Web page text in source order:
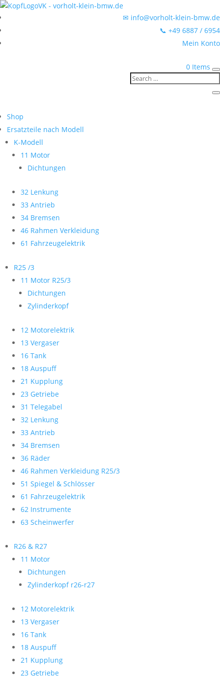
✉ info@vorholt-klein-bmw.de
📞 +49 6887 / 6954
Mein Konto
0 Items
Shop
Ersatzteile nach Modell
K-Modell
11 Motor
Dichtungen
32 Lenkung
33 Antrieb
34 Bremsen
46 Rahmen Verkleidung
61 Fahrzeugelektrik
R25 /3
11 Motor R25/3
Dichtungen
Zylinderkopf
12 Motorelektrik
13 Vergaser
16 Tank
18 Auspuff
21 Kupplung
23 Getriebe
31 Telegabel
32 Lenkung
33 Antrieb
34 Bremsen
36 Räder
46 Rahmen Verkleidung R25/3
51 Spiegel & Schlösser
61 Fahrzeugelektrik
62 Instrumente
63 Scheinwerfer
R26 & R27
11 Motor
Dichtungen
Zylinderkopf r26-r27
12 Motorelektrik
13 Vergaser
16 Tank
18 Auspuff
21 Kupplung
23 Getriebe